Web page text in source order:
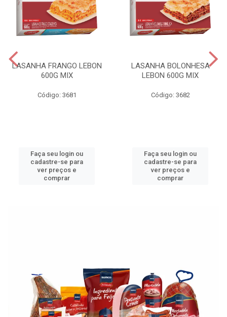
LASANHA FRANGO LEBON
600G MIX
Código: 3681
Faça seu login ou
cadastre-se para
ver preços e
comprar
LASANHA BOLONHESA
LEBON 600G MIX
Código: 3682
Faça seu login ou
cadastre-se para
ver preços e
comprar